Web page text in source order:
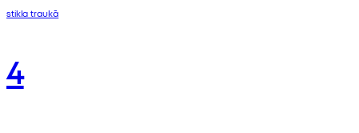
stikla traukā
4